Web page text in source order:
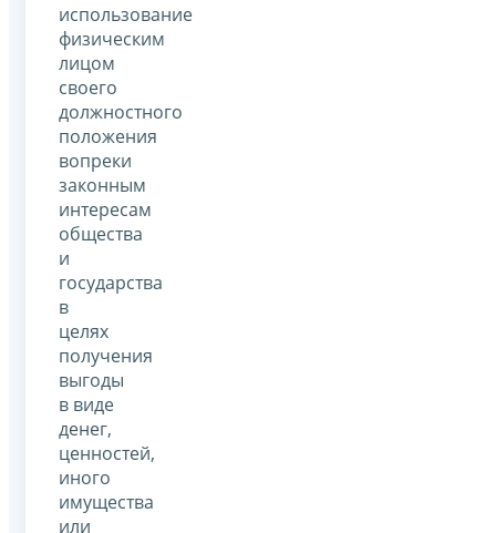
использование
физическим
лицом
своего
должностного
положения
вопреки
законным
интересам
общества
и
государства
в
целях
получения
выгоды
в виде
денег,
ценностей,
иного
имущества
или